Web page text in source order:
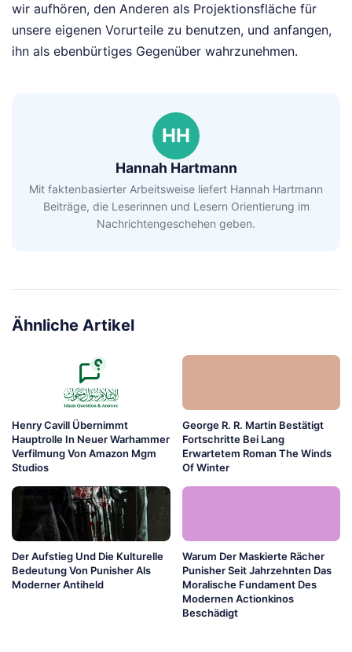
wir aufhören, den Anderen als Projektionsfläche für
unsere eigenen Vorurteile zu benutzen, und anfangen,
ihn als ebenbürtiges Gegenüber wahrzunehmen.
HH
Hannah Hartmann
Mit faktenbasierter Arbeitsweise liefert Hannah Hartmann
Beiträge, die Leserinnen und Lesern Orientierung im
Nachrichtengeschehen geben.
Ähnliche Artikel
Henry Cavill Übernimmt
Hauptrolle In Neuer Warhammer
Verfilmung Von Amazon Mgm
Studios
George R. R. Martin Bestätigt
Fortschritte Bei Lang
Erwartetem Roman The Winds
Of Winter
Der Aufstieg Und Die Kulturelle
Bedeutung Von Punisher Als
Moderner Antiheld
Warum Der Maskierte Rächer
Punisher Seit Jahrzehnten Das
Moralische Fundament Des
Modernen Actionkinos
Beschädigt